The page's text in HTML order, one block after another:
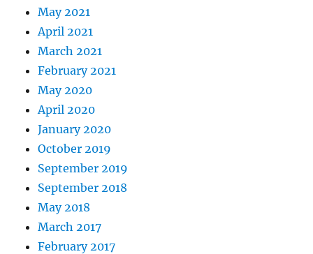
May 2021
April 2021
March 2021
February 2021
May 2020
April 2020
January 2020
October 2019
September 2019
September 2018
May 2018
March 2017
February 2017